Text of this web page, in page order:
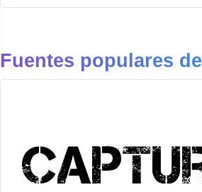
Fuentes populares